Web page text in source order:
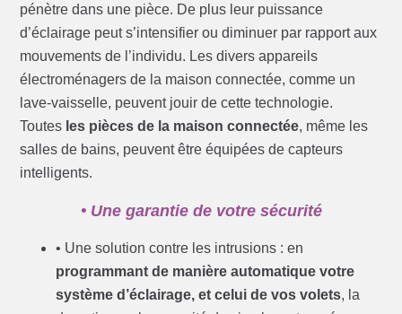
pénètre dans une pièce. De plus leur puissance
d’éclairage peut s’intensifier ou diminuer par rapport aux
mouvements de l’individu. Les divers appareils
électroménagers de la maison connectée, comme un
lave-vaisselle, peuvent jouir de cette technologie.
Toutes les pièces de la maison connectée, même les
salles de bains, peuvent être équipées de capteurs
intelligents.
• Une garantie de votre sécurité
• Une solution contre les intrusions : en
programmant de manière automatique votre
système d’éclairage, et celui de vos volets, la